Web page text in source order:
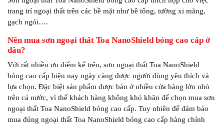
trang trí ngoại thất trên các bề mặt như bê tông, tường xi măng,
gạch ngói….
Nên mua sơn ngoại thất Toa NanoShield bóng cao cấp ở
đâu?
Với rất nhiều ưu điểm kể trên, sơn ngoại thất Toa NanoShield
bóng cao cấp hiện nay ngày càng được người dùng yêu thích và
lựa chọn. Đặc biệt sản phẩm được bán ở nhiều cửa hàng lớn nhỏ
trên cả nước, vì thế khách hàng không khó khăn để chọn mua sơn
ngoại thất Toa NanoShield bóng cao cấp. Tuy nhiên để đảm bảo
mua đúng ngoại thất Toa NanoShield bóng cao cấp hàng chính